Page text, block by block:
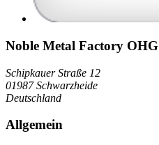
Noble Metal Factory OHG
Schipkauer Straße 12
01987 Schwarzheide
Deutschland
Allgemein